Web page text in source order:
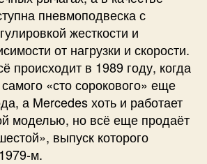
пневмоподвеска с
жесткости и
от нагрузки и скорости.
происходит в 1989 году, когда
«сто сорокового» еще
а Mercedes хоть и работает
моделью, но всё еще продаёт
выпуск которого
м.